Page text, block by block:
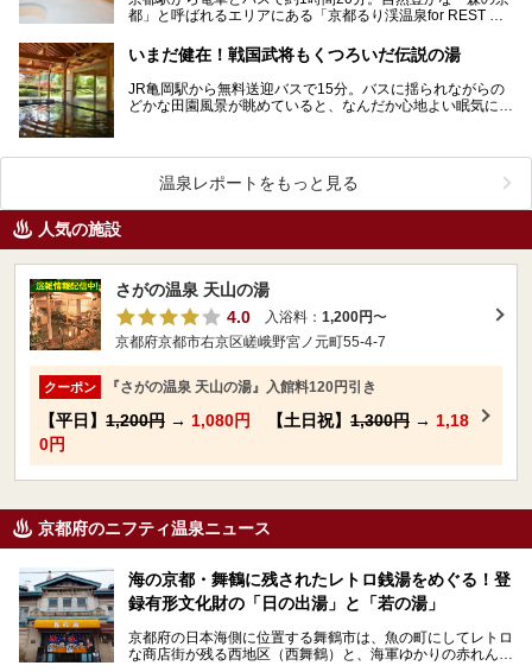
都」と呼ばれるエリアにある「京都るり渓温泉for REST RE
いまだ健在！戦国武将もくつろいだ伝説の湯
JR亀岡駅から無料送迎バスで15分。バスに揺られながらの
どかな田園風景が眺めていると、なんだか心地よい眠気に誘
温泉レポートをもっと見る
人気の施設
さがの温泉 天山の湯
4.0
入浴料： 1,200円〜
京都府京都市右京区嵯峨野宮ノ元町55-4-7
クーポン 『さがの温泉 天山の湯』入館料120円引き
【平日】 1,200円 → 1,080円 【土日祝】 1,300円 → 1,18
0円
京都府のニフティ温泉ニュース
海の京都・舞鶴に残されたレトロ銭湯をめぐる！登
録有形文化財の「日の出湯」と「若の湯」
京都府の日本海側に位置する舞鶴市は、魚の町にしてレトロ
な商店街が残る西地区（西舞鶴）と、海軍ゆかりの赤れんが